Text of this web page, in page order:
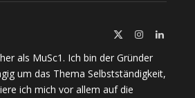
InstagramLinkedIn
als MuSc1. Ich bin der Gründer
um das Thema Selbstständigkeit,
ich mich vor allem auf die